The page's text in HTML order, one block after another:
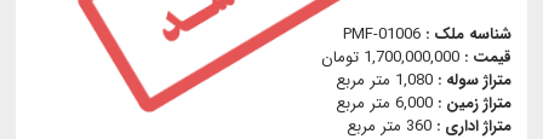
شناسه ملک : PMF-01006
قیمت : 1,700,000,000 تومان
متراژ سوله : 1,080 متر مربع
متراژ زمین : 6,000 متر مربع
متراژ اداری : 360 متر مربع